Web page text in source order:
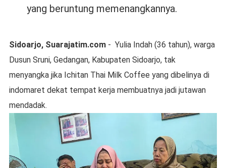
yang beruntung memenangkannya.
Sidoarjo, Suarajatim.com - Yulia Indah (36 tahun), warga
Dusun Sruni, Gedangan, Kabupaten Sidoarjo, tak
menyangka jika Ichitan Thai Milk Coffee yang dibelinya di
indomaret dekat tempat kerja membuatnya jadi jutawan
mendadak.